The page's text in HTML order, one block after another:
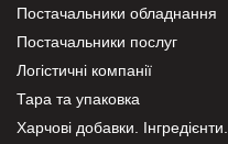
Постачальники обладнання
Постачальники послуг
Логістичні компанії
Тара та упаковка
Харчові добавки. Інгредієнти.